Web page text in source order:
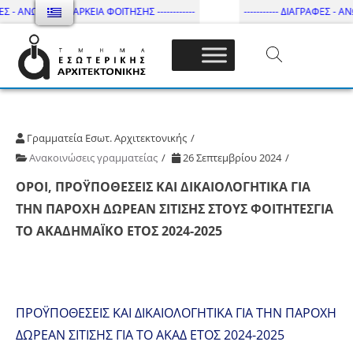
- ΑΝΩΤΑΤΗ ΔΙΑΡΚΕΙΑ ΦΟΙΤΗΣΗΣ ------------ ----------- ΔΙΑΓΡΑΦΕΣ -
Τμήμα Εσωτ. Αρχιτεκτονικής – ΔΙ.ΠΑ.Ε
Γραμματεία Εσωτ. Αρχιτεκτονικής
Ανακοινώσεις γραμματείας
26 Σεπτεμβρίου 2024
ΟΡΟΙ, ΠΡΟΫΠΟΘΕΣΕΙΣ ΚΑΙ ΔΙΚΑΙΟΛΟΓΗΤΙΚΑ ΓΙΑ
ΤΗΝ ΠΑΡΟΧΗ ΔΩΡΕΑΝ ΣΙΤΙΣΗΣ ΣΤΟΥΣ ΦΟΙΤΗΤΕΣΓΙΑ
ΤΟ ΑΚΑΔΗΜΑΪΚΟ ΕΤΟΣ 2024-2025
ΠΡΟΫΠΟΘΕΣΕΙΣ ΚΑΙ ΔΙΚΑΙΟΛΟΓΗΤΙΚΑ ΓΙΑ ΤΗΝ ΠΑΡΟΧΗ
ΔΩΡΕΑΝ ΣΙΤΙΣΗΣ ΓΙΑ ΤΟ ΑΚΑΔ ΕΤΟΣ 2024-2025